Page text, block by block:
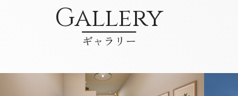
Gallery
ギャラリー